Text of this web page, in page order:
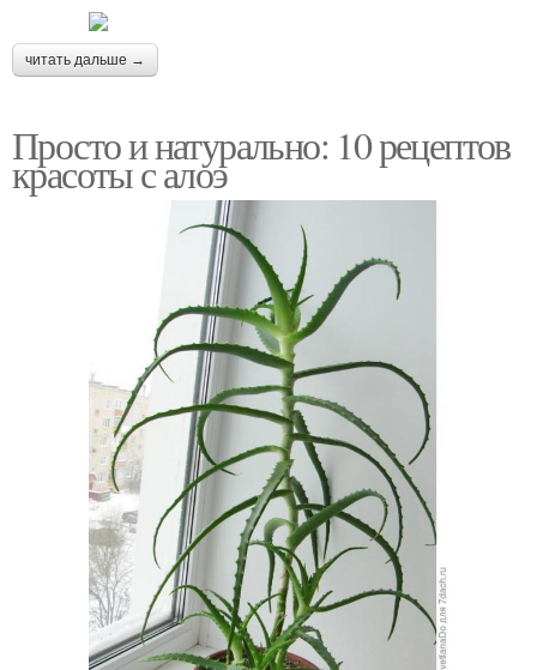
читать дальше →
Просто и натурально: 10 рецептов
красоты с алоэ